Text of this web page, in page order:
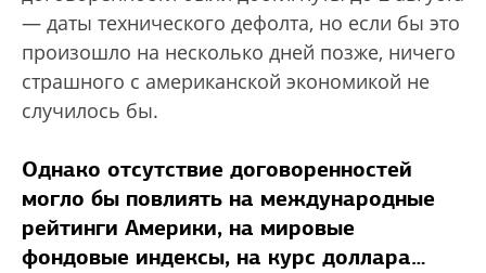
— даты технического дефолта, но если бы это
произошло на несколько дней позже, ничего
страшного с американской экономикой не
случилось бы.
Однако отсутствие договоренностей
могло бы повлиять на международные
рейтинги Америки, на мировые
фондовые индексы, на курс доллара…